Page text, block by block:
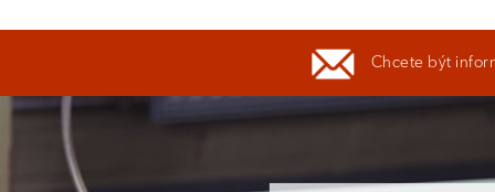
Chcete být